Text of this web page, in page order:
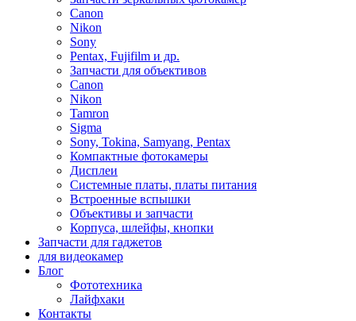
Canon
Nikon
Sony
Pentax, Fujifilm и др.
Запчасти для объективов
Canon
Nikon
Tamron
Sigma
Sony, Tokina, Samyang, Pentax
Компактные фотокамеры
Дисплеи
Системные платы, платы питания
Встроенные вспышки
Объективы и запчасти
Корпуса, шлейфы, кнопки
Запчасти для гаджетов
для видеокамер
Блог
Фототехника
Лайфхаки
Контакты